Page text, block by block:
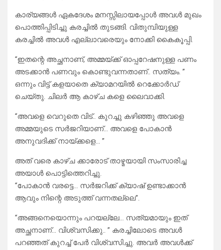
കാര്യങ്ങൾ ഏകദേശം മനസ്സിലായപ്പോൾ അവൾ മുഖം
പൊത്തിപ്പിടിച്ചു കരച്ചിൽ തുടങ്ങി. വിതുമ്പിയുള്ള
കരച്ചിൽ അവൾ എല്ലാവരെയും നോക്കി കൈകൂപ്പി.
“ഇതന്റെ അച്ഛനാണ്, അമ്മയ്ക്ക് ഓപ്പറേഷനുള്ള പണം
അടക്കാൻ പണവും കൊണ്ടുവന്നതാണ്.. സത്യം. ”
ഒന്നും വിട്ട് കളയാതെ ക്യാമറയിൽ റെക്കോർഡ്
ചെയ്തു. ചിലർ ആ കാഴ്ച കളെ ലൈവാക്കി.
“അവളെ വെറുതെ വിട്.. കുറച്ചു കഴിഞ്ഞു അവളെ
അമ്മയുടെ സർജറിയാണ്… അവളെ പോകാൻ
അനുവദിക്ക് നായ്ക്കളെ… ”
അത്‌ വരെ കാഴ്ച ക്കാരോട് താഴ്മയായി സംസാരിച്ച
അയാൾ പൊട്ടിത്തെറിച്ചു.
“പോകാൻ വരട്ടെ… സർജറിക്ക് ക്യാഷ് ഉണ്ടാക്കാൻ
ആവും നിന്റെ അടുത്ത് വന്നതല്ലെ”.
“അങ്ങനെയൊന്നും പറയല്ലേ… സത്യമായും ഇത്
അച്ഛനാണ്… വിശ്വസിക്കു.. ” കരച്ചിലോടെ അവൾ
പറഞ്ഞത് കുറച്ച് പേർ വിശ്വസിച്ചു. അവർ അവൾക്ക്